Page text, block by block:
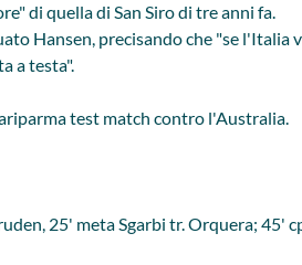
di quella di San Siro di tre anni fa.
Hansen, precisando che "se
a testa".
test match contro l'Australia.
25' meta Sgarbi tr. Orquera;